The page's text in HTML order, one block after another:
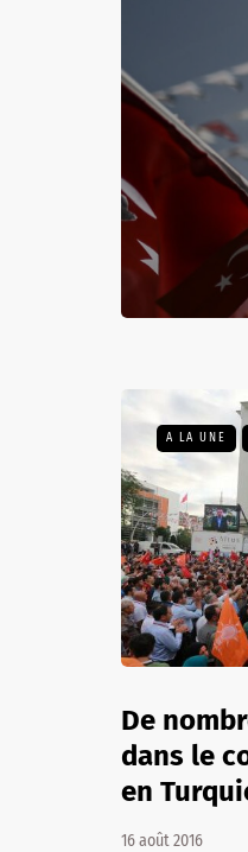
A LA UNE
De
dans le
en
16 août 2016